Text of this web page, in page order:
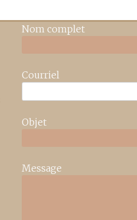
Nom complet
Courriel
Objet
Message